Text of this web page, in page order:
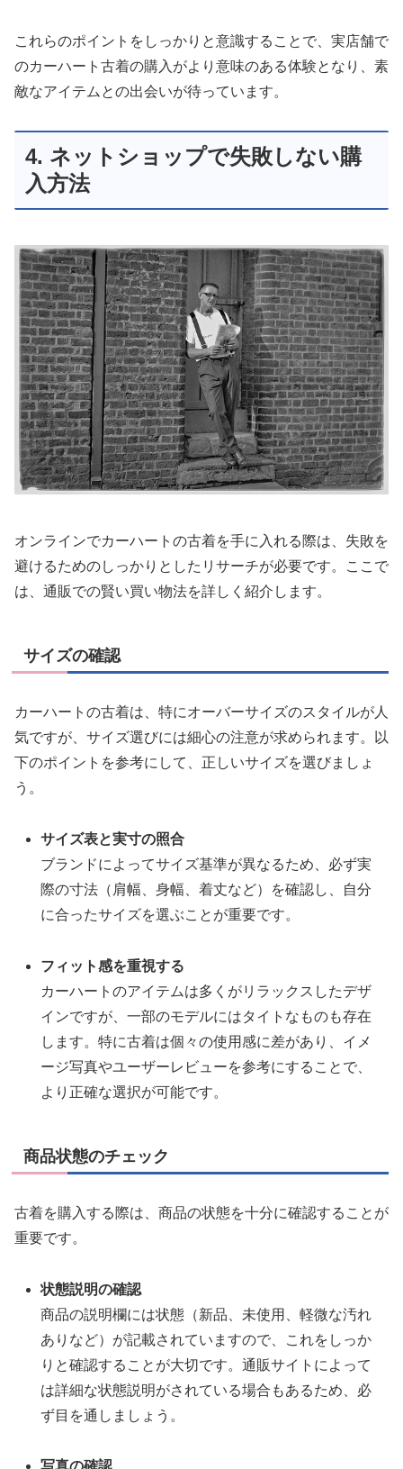
これらのポイントをしっかりと意識することで、実店舗で
のカーハート古着の購入がより意味のある体験となり、素
敵なアイテムとの出会いが待っています。
4. ネットショップで失敗しない購
入方法
オンラインでカーハートの古着を手に入れる際は、失敗を
避けるためのしっかりとしたリサーチが必要です。ここで
は、通販での賢い買い物法を詳しく紹介します。
サイズの確認
カーハートの古着は、特にオーバーサイズのスタイルが人
気ですが、サイズ選びには細心の注意が求められます。以
下のポイントを参考にして、正しいサイズを選びましょ
う。
サイズ表と実寸の照合
ブランドによってサイズ基準が異なるため、必ず実
際の寸法（肩幅、身幅、着丈など）を確認し、自分
に合ったサイズを選ぶことが重要です。
フィット感を重視する
カーハートのアイテムは多くがリラックスしたデザ
インですが、一部のモデルにはタイトなものも存在
します。特に古着は個々の使用感に差があり、イメ
ージ写真やユーザーレビューを参考にすることで、
より正確な選択が可能です。
商品状態のチェック
古着を購入する際は、商品の状態を十分に確認することが
重要です。
状態説明の確認
商品の説明欄には状態（新品、未使用、軽微な汚れ
ありなど）が記載されていますので、これをしっか
りと確認することが大切です。通販サイトによって
は詳細な状態説明がされている場合もあるため、必
ず目を通しましょう。